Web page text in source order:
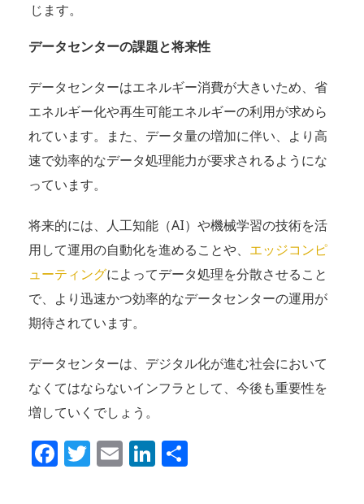
じます。
データセンターの課題と将来性
データセンターはエネルギー消費が大きいため、省
エネルギー化や再生可能エネルギーの利用が求めら
れています。また、データ量の増加に伴い、より高
速で効率的なデータ処理能力が要求されるようにな
っています。
将来的には、人工知能（AI）や機械学習の技術を活
用して運用の自動化を進めることや、 エッジコンピ
ューティングによってデータ処理を分散させること
で、より迅速かつ効率的なデータセンターの運用が
期待されています。
データセンターは、デジタル化が進む社会において
なくてはならないインフラとして、今後も重要性を
増していくでしょう。
Facebook
Twitter
EmailLinkedIn